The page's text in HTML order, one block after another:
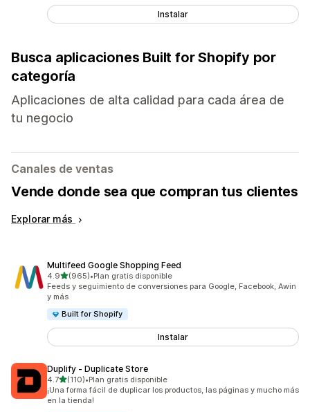
Instalar
Busca aplicaciones Built for Shopify por
categoría
Aplicaciones de alta calidad para cada área de
tu negocio
Canales de ventas
Vende donde sea que compran tus clientes
Explorar más
Multifeed Google Shopping Feed
4.9de 5 estrellas
(965)
965 reseñas en total
•Plan gratis disponible
Feeds y seguimiento de conversiones para Google, Facebook, Awin
y más
Built for Shopify
Instalar
Duplify ‑ Duplicate Store
4.7de 5 estrellas
(110)
110 reseñas en total
•Plan gratis disponible
¡Una forma fácil de duplicar los productos, las páginas y mucho más
en la tienda!